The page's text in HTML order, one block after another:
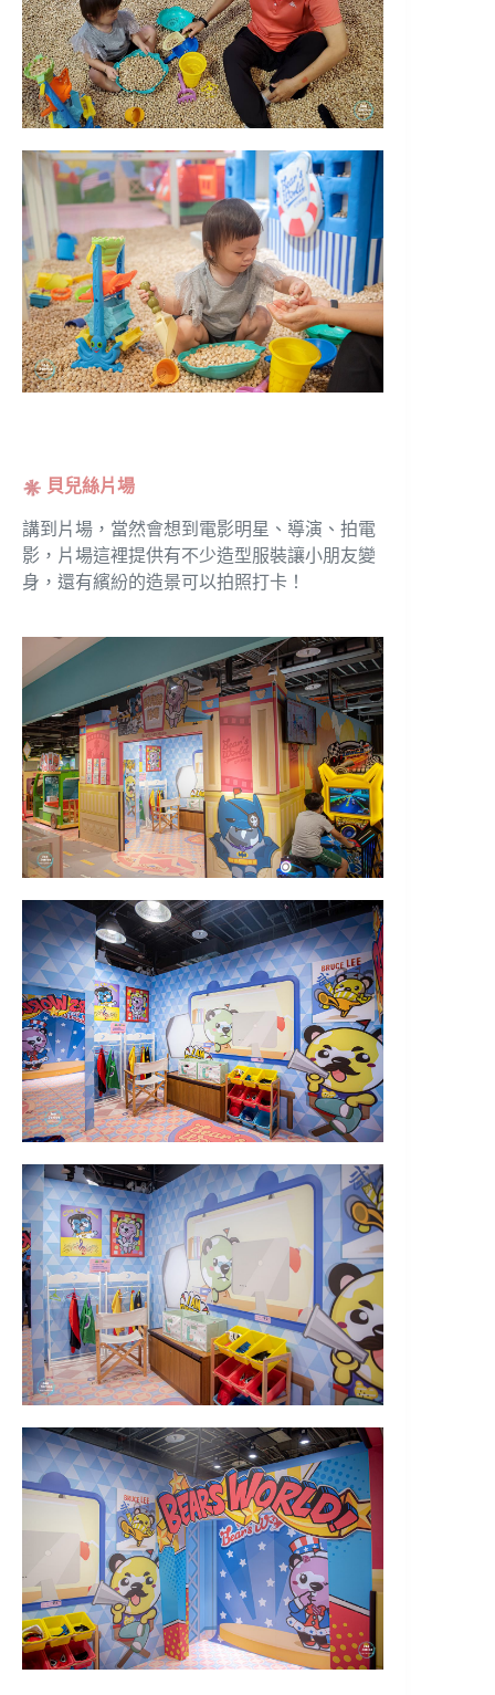
貝兒絲片場
講到片場，當然會想到電影明星、導演、拍電
影，片場這裡提供有不少造型服裝讓小朋友變
身，還有繽紛的造景可以拍照打卡！